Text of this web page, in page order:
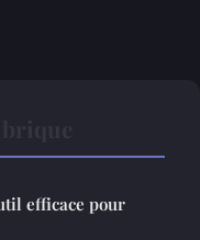
efficace pour